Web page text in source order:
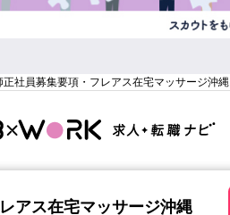
アス在宅マッサージ沖縄
正社員募集要項・フレアス在宅マッサージ沖縄